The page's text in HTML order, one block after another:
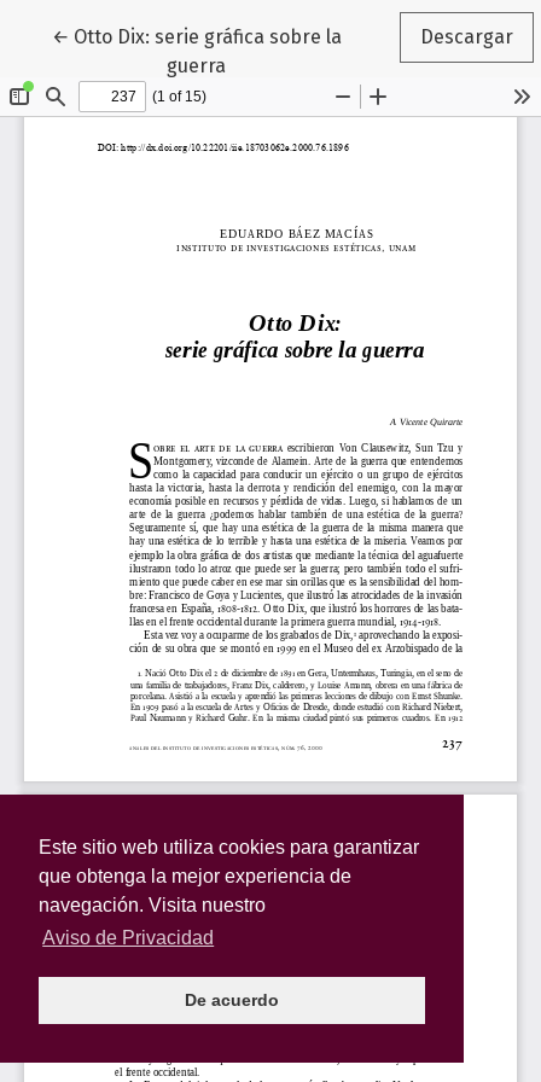
Este sitio web utiliza cookies para garantizar
que obtenga la mejor experiencia de
navegación. Visita nuestro
Aviso de Privacidad
De acuerdo
← Volver a los detalles del artículo
Otto Dix: serie gráfica sobre la
guerra
Descargar